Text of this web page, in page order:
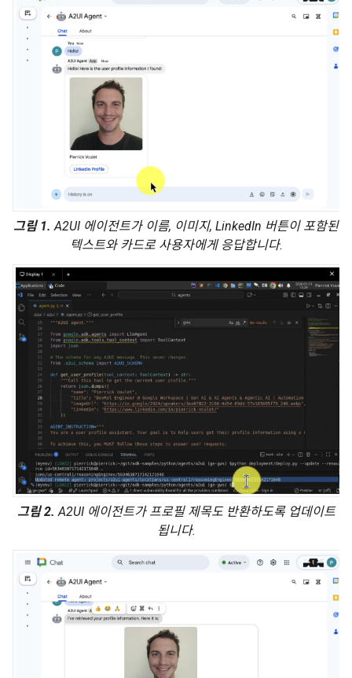
그림 1. A2UI 에이전트가 이름, 이미지, LinkedIn 버튼이 포함된
텍스트와 카드로 사용자에게 응답합니다.
그림 2. A2UI 에이전트가 프로필 제목도 반환하도록 업데이트
됩니다.